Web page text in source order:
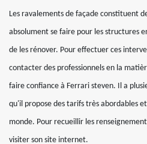
Les ravalements de façade constituent
absolument se faire pour les structures
de les rénover. Pour effectuer ces
contacter des professionnels en la
faire confiance à Ferrari steven. Il a
qu'il propose des tarifs très abordables
monde. Pour recueillir les
visiter son site internet.